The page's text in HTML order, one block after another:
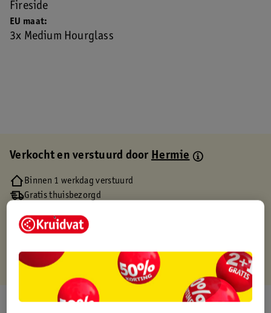
EU maat
3x Medium Hourglass
Fireside
Verkocht en verstuurd doorHermie
Binnen 1 werkdag verstuurd
Gratis thuisbezorgd
Gratis punten met je Kruidvat kaart
Over dit product